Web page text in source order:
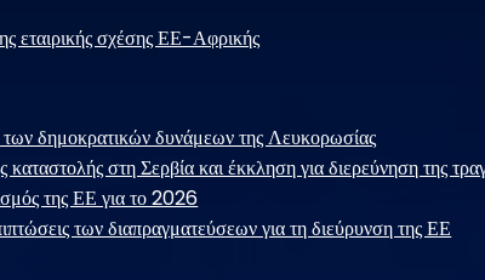
εταιρικής σχέσης ΕΕ-Αφρικής
δημοκρατικών δυνάμεων της Λευκορωσίας
καταστολής στη Σερβία και έκκληση για διερεύνηση της
της ΕΕ για το 2026
των διαπραγματεύσεων για τη διεύρυνση της ΕΕ